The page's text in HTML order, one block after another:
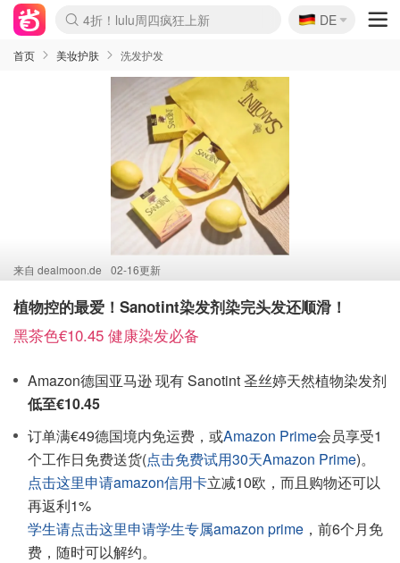
Boticinal 夏促开抢！
4折！lulu周四疯狂上新
还没结束！&OtherStories大促
Joybuy变相75折 随时失效
速领！Stanley独家85折
疑似霸哥！Camper额外叠85折
Zalando 奥莱闪促！每日更新
Moncler反季囤！5折起+叠9折
Coach Brooklyn仅€192
🇩🇪
DE
首页 美妆护肤 洗发护发
来自 dealmoon.de 02-16更新
植物控的最爱！Sanotint染发剂染完头发还顺滑！
黑茶色€10.45 健康染发必备
Amazon德国亚马逊 现有 Sanotint 圣丝婷天然植物染发剂
低至€10.45
订单满€49德国境内免运费，或Amazon Prime会员享受1
个工作日免费送货(点击免费试用30天Amazon Prime)。
点击这里申请amazon信用卡立减10欧，而且购物还可以
再返利1%
学生请点击这里申请学生专属amazon prime ，前6个月免
费，随时可以解约。